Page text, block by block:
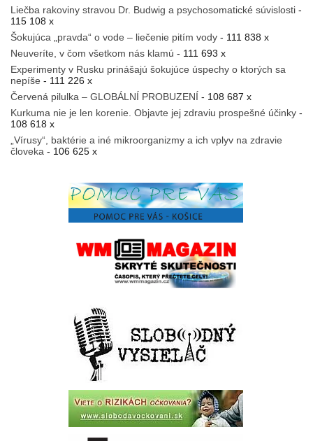
Liečba rakoviny stravou Dr. Budwig a psychosomatické súvislosti -
115 108 x
Šokujúca „pravda“ o vode – liečenie pitím vody - 111 838 x
Neuveríte, v čom všetkom nás klamú - 111 693 x
Experimenty v Rusku prinášajú šokujúce úspechy o ktorých sa
nepíše - 111 226 x
Červená pilulka – GLOBÁLNÍ PROBUZENÍ - 108 687 x
Kurkuma nie je len korenie. Objavte jej zdraviu prospešné účinky -
108 618 x
„Vírusy“, baktérie a iné mikroorganizmy a ich vplyv na zdravie
človeka - 106 625 x